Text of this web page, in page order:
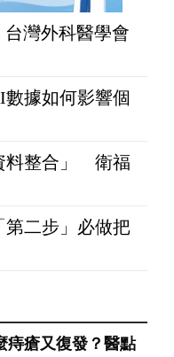
台灣外科醫學會
據如何影響個
料整合」 衛福
二步」必做把
痔瘡又復發？醫點